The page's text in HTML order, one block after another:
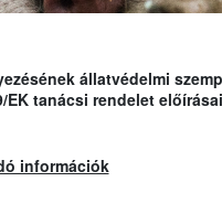
állatvédelmi
tanácsi rendelet
információk